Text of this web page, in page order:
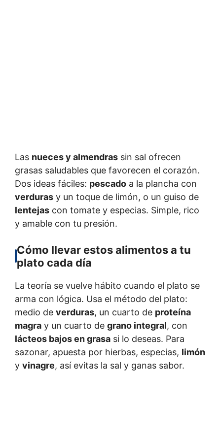
Las nueces y almendras sin sal ofrecen
grasas saludables que favorecen el corazón.
Dos ideas fáciles: pescado a la plancha con
verduras y un toque de limón, o un guiso de
lentejas con tomate y especias. Simple, rico
y amable con tu presión.
Cómo llevar estos alimentos a tu
plato cada día
La teoría se vuelve hábito cuando el plato se
arma con lógica. Usa el método del plato:
medio de verduras, un cuarto de proteína
magra y un cuarto de grano integral, con
lácteos bajos en grasa si lo deseas. Para
sazonar, apuesta por hierbas, especias, limón
y vinagre, así evitas la sal y ganas sabor.